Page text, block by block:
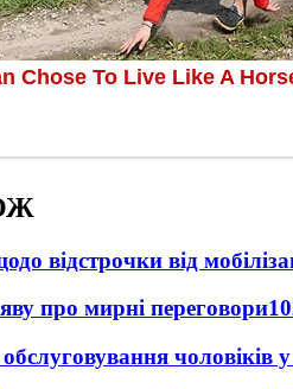
відстрочки від
про мирні переговори
чоловіків